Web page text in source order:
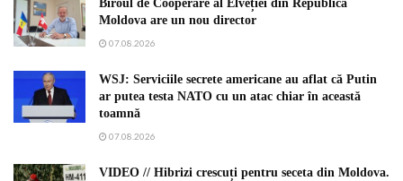
Biroul de Cooperare al Elveției din Republica
Moldova are un nou director
07.08.2026
WSJ: Serviciile secrete americane au aflat că Putin
ar putea testa NATO cu un atac chiar în această
toamnă
07.08.2026
VIDEO // Hibrizi crescuți pentru seceta din Moldova.